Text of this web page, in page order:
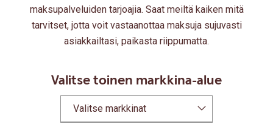
maksupalveluiden tarjoajia. Saat meiltä kaiken mitä
tarvitset, jotta voit vastaanottaa maksuja sujuvasti
asiakkailtasi, paikasta riippumatta.
Valitse toinen markkina-alue
Valitse markkinat